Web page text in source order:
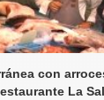
con
La